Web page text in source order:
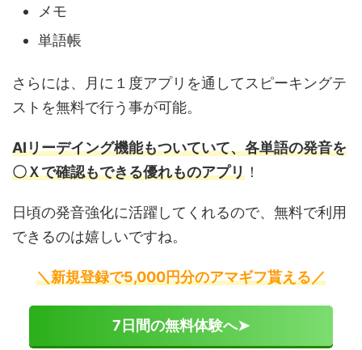
メモ
単語帳
さらには、月に１度アプリを通してスピーキングテ
ストを無料で行う事が可能。
AIリーデイング機能もついていて、各単語の発音を
〇Ｘで確認もできる優れものアプリ ！
日頃の発音強化に活躍してくれるので、無料で利用
できるのは嬉しいですね。
＼新規登録で5,000円分のアマギフ貰える／
7日間の無料体験へ➤